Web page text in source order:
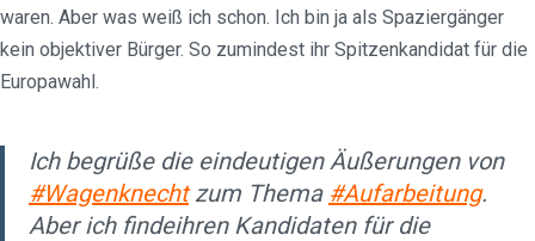
waren. Aber was weiß ich schon. Ich bin ja als Spaziergänger
kein objektiver Bürger. So zumindest ihr Spitzenkandidat für die
Europawahl.
Ich begrüße die eindeutigen Äußerungen von
#Wagenknechtzum Thema #Aufarbeitung.
Aber ich findeihren Kandidaten für die